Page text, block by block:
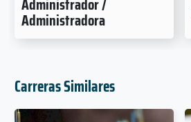
Administradora
Carreras Similares